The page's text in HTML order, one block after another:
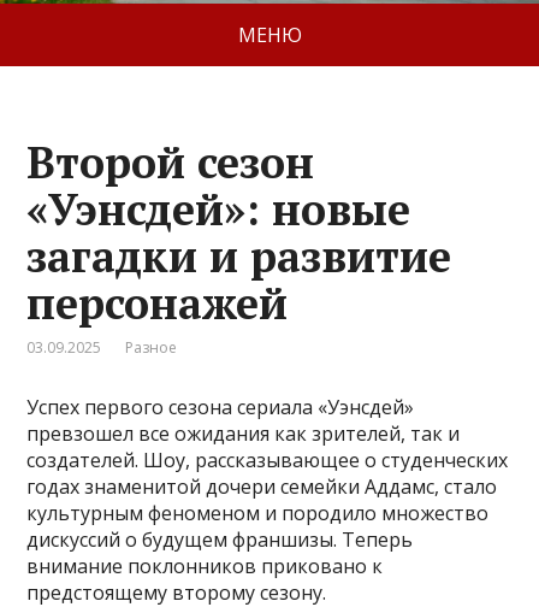
МЕНЮ
Второй сезон
«Уэнсдей»: новые
загадки и развитие
персонажей
03.09.2025 Разное
Успех первого сезона сериала «Уэнсдей»
превзошел все ожидания как зрителей, так и
создателей. Шоу, рассказывающее о студенческих
годах знаменитой дочери семейки Аддамс, стало
культурным феноменом и породило множество
дискуссий о будущем франшизы. Теперь
внимание поклонников приковано к
предстоящему второму сезону.